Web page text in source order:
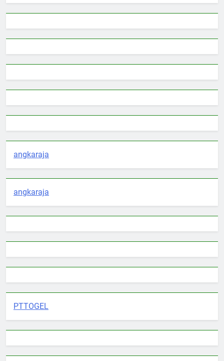
angkaraja
angkaraja
PTTOGEL